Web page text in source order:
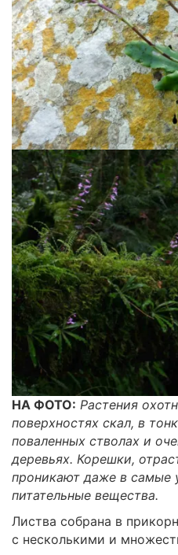
НА ФОТО: Растения
поверхностях скал, в
поваленных стволах и
деревьях. Корешки,
проникают даже в самые
питательные вещества.
Листва собрана в
с несколькими и